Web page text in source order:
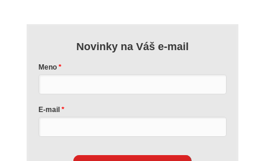
Novinky na Váš e-mail
Meno
E-mail